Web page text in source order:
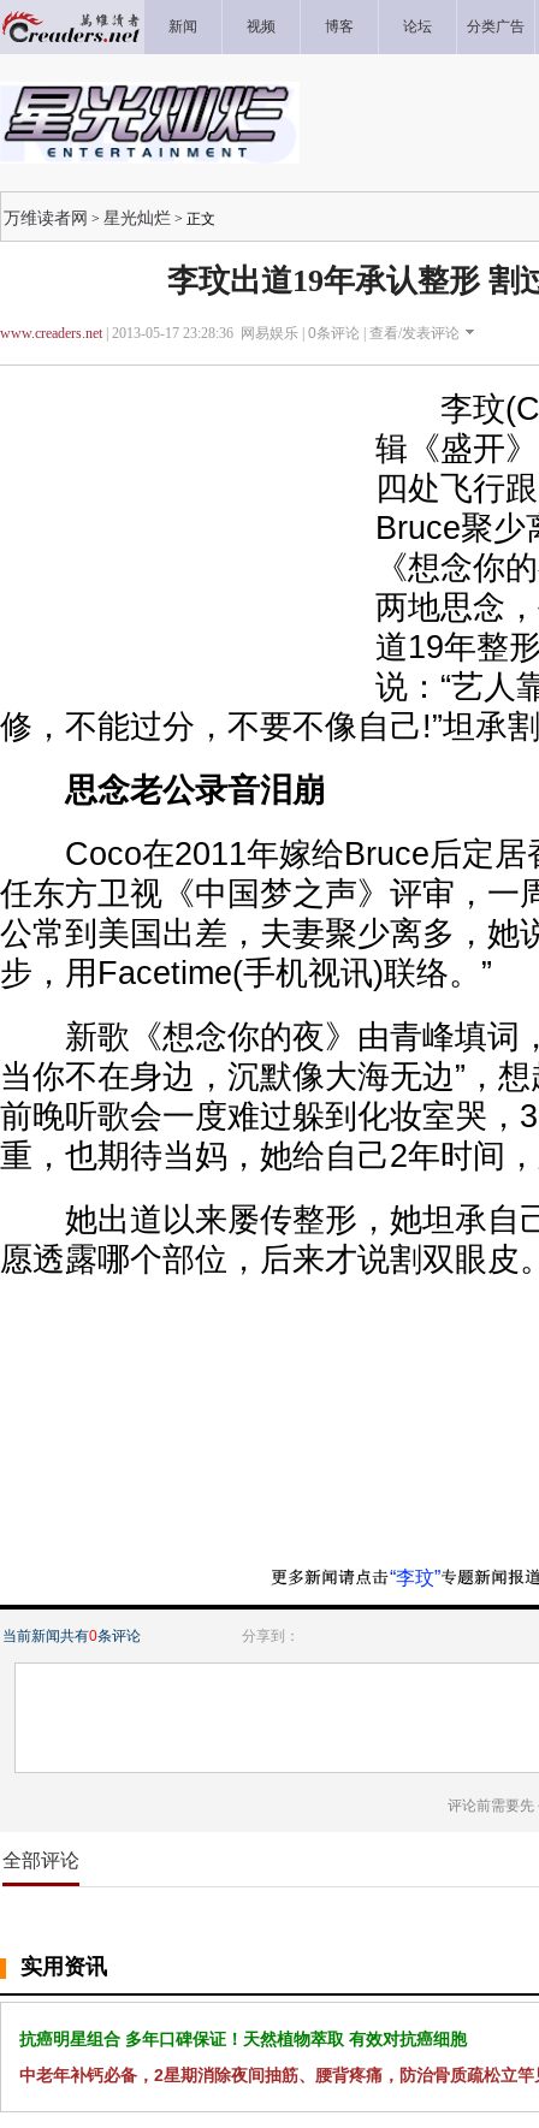
新闻 视频 博客 论坛 分类广告
万维读者网 > 星光灿烂 > 正文
李玟出道19年承认整形 割
www.creaders.net| 2013-05-17 23:28:36 网易娱乐 | 0条评论 | 查看/发表评论
李玟
辑《盛开
四处飞行
Bruce聚少
《想念你
两地思念
道19年整
说：“艺人
修，不能过分，不要不像自己!”坦承
思念老公录音泪崩
Coco在2011年嫁给Bruce后定居
任东方卫视《中国梦之声》评审，一
公常到美国出差，夫妻聚少离多，她
步，用Facetime(手机视讯)联络。”
新歌《想念你的夜》由青峰填词
当你不在身边，沉默像大海无边”，
前晚听歌会一度难过躲到化妆室哭，
重，也期待当妈，她给自己2年时间
她出道以来屡传整形，她坦承自
愿透露哪个部位，后来才说割双眼皮
“李玟”
当前新闻共有0条评论 分享到：
评论前需要先
全部评论
实用资讯
抗癌明星组合 多年口碑保证！天然植物萃取 有效对抗癌细胞
中老年补钙必备，2星期消除夜间抽筋、腰背疼痛，防治骨质疏松立竿